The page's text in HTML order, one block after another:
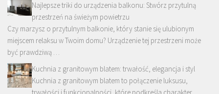
Najlepsze triki do urządzenia balkonu: Stwórz przytulną
przestrzeń na świeżym powietrzu
Czy marzysz o przytulnym balkonie, który stanie się ulubionym
miejscem relaksu w Twoim domu? Urządzenie tej przestrzeni może
być prawdziwą …
Kuchnia z granitowym blatem: trwałość, elegancja i styl
Kuchnia z granitowym blatem to połączenie luksusu,